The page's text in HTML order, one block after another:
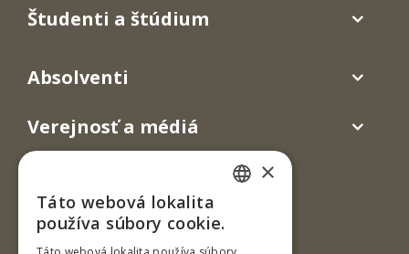
Študenti a štúdium
Absolventi
Verejnosť a médiá
×
Táto webová lokalita
používa súbory cookie.